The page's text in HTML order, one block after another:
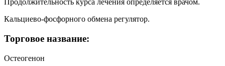
Продолжительность курса лечения определяется врачом.
Кальциево-фосфорного обмена регулятор.
Торговое название:
Остеогенон